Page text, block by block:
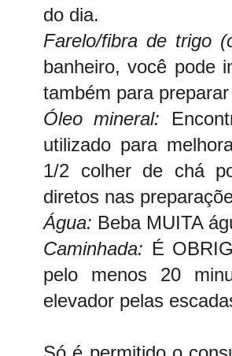
do dia.
Farelo/fibra de trigo
banheiro, você pode
também para
Óleo mineral:
utilizado para
1/2 colher de chá
diretos nas
Água: Beba MUITA
Caminhada: É
pelo menos 20
elevador pelas